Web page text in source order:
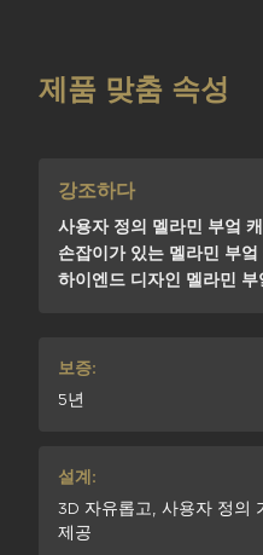
제품 맞춤 속성
강조하다
사용자 정의 멜라민 부엌
손잡이가 있는 멜라민 부엌
하이엔드 디자인 멜라민 부
보증:
5년
설계:
3D 자유롭고, 사용자 정의
제공